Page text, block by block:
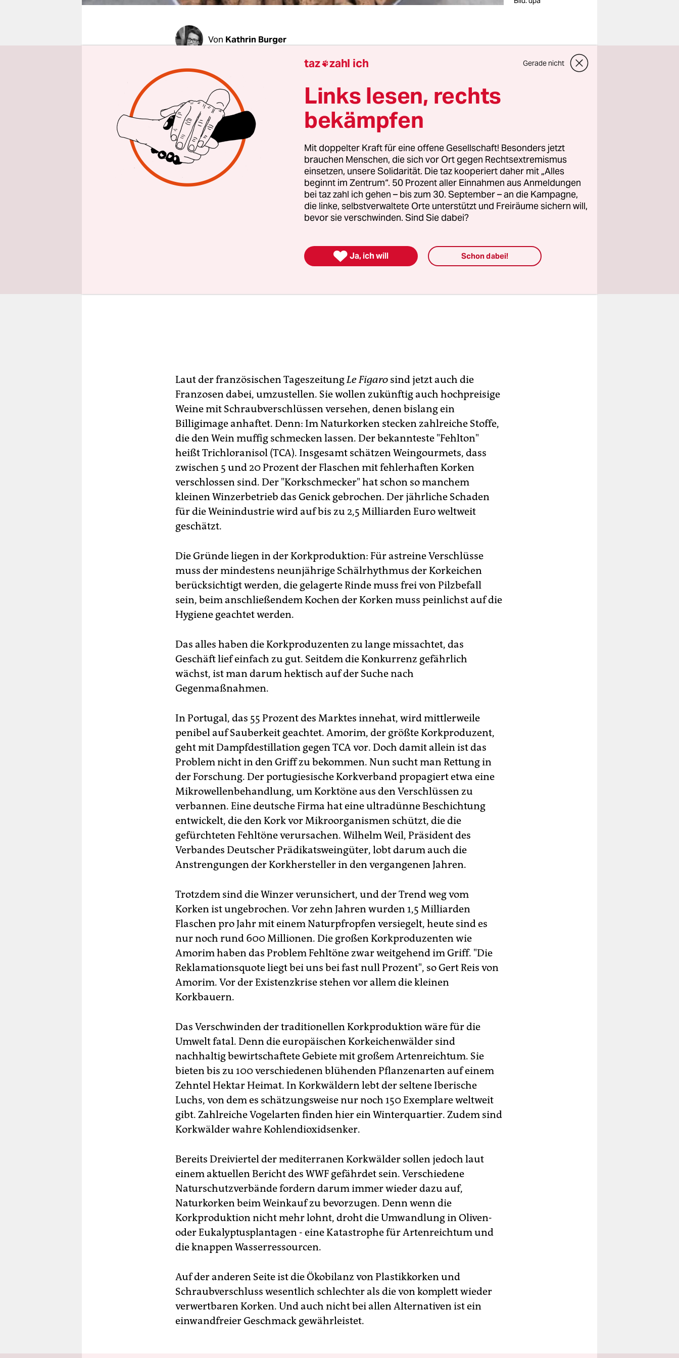
Von Kathrin Burger
Es ploppt immer seltener. Denn der Weinkorken bekommt wachsende
Konkurrenz durch Plastik-, Kronkorken, Aluschraub- und
Glasverschlüssen. Insgesamt soll bereits jede fünfte Flasche ohne
Korken über den Verkaufstresen wandern. In Neuseeland kommen
bereits 90 Prozent der Produktion ohne Korken aus. In Griechenland
sind es mehr als 50, hierzulande 40 Prozent.
Laut der französischen TageszeitungLe Figaro sind jetzt auch die
Franzosen dabei, umzustellen. Sie wollen zukünftig auch hochpreisige
Weine mit Schraubverschlüssen versehen, denen bislang ein
Billigimage anhaftet. Denn: Im Naturkorken stecken zahlreiche Stoffe,
die den Wein muffig schmecken lassen. Der bekannteste "Fehlton"
heißt Trichloranisol (TCA). Insgesamt schätzen Weingourmets, dass
zwischen 5 und 20 Prozent der Flaschen mit fehlerhaften Korken
verschlossen sind. Der "Korkschmecker" hat schon so manchem
kleinen Winzerbetrieb das Genick gebrochen. Der jährliche Schaden
für die Weinindustrie wird auf bis zu 2,5 Milliarden Euro weltweit
geschätzt.
Die Gründe liegen in der Korkproduktion: Für astreine Verschlüsse
muss der mindestens neunjährige Schälrhythmus der Korkeichen
berücksichtigt werden, die gelagerte Rinde muss frei von Pilzbefall
sein, beim anschließendem Kochen der Korken muss peinlichst auf die
Hygiene geachtet werden.
Das alles haben die Korkproduzenten zu lange missachtet, das
Geschäft lief einfach zu gut. Seitdem die Konkurrenz gefährlich
wächst, ist man darum hektisch auf der Suche nach
Gegenmaßnahmen.
In Portugal, das 55 Prozent des Marktes innehat, wird mittlerweile
penibel auf Sauberkeit geachtet. Amorim, der größte Korkproduzent,
geht mit Dampfdestillation gegen TCA vor. Doch damit allein ist das
Problem nicht in den Griff zu bekommen. Nun sucht man Rettung in
der Forschung. Der portugiesische Korkverband propagiert etwa eine
Mikrowellenbehandlung, um Korktöne aus den Verschlüssen zu
verbannen. Eine deutsche Firma hat eine ultradünne Beschichtung
entwickelt, die den Kork vor Mikroorganismen schützt, die die
gefürchteten Fehltöne verursachen. Wilhelm Weil, Präsident des
Verbandes Deutscher Prädikatsweingüter, lobt darum auch die
Anstrengungen der Korkhersteller in den vergangenen Jahren.
Trotzdem sind die Winzer verunsichert, und der Trend weg vom
Korken ist ungebrochen. Vor zehn Jahren wurden 1,5 Milliarden
Flaschen pro Jahr mit einem Naturpfropfen versiegelt, heute sind es
nur noch rund 600 Millionen. Die großen Korkproduzenten wie
Amorim haben das Problem Fehltöne zwar weitgehend im Griff. "Die
Reklamationsquote liegt bei uns bei fast null Prozent", so Gert Reis von
Amorim. Vor der Existenzkrise stehen vor allem die kleinen
Korkbauern.
Das Verschwinden der traditionellen Korkproduktion wäre für die
Umwelt fatal. Denn die europäischen Korkeichenwälder sind
nachhaltig bewirtschaftete Gebiete mit großem Artenreichtum. Sie
bieten bis zu 100 verschiedenen blühenden Pflanzenarten auf einem
Zehntel Hektar Heimat. In Korkwäldern lebt der seltene Iberische
Luchs, von dem es schätzungsweise nur noch 150 Exemplare weltweit
gibt. Zahlreiche Vogelarten finden hier ein Winterquartier. Zudem sind
Korkwälder wahre Kohlendioxidsenker.
Bereits Dreiviertel der mediterranen Korkwälder sollen jedoch laut
einem aktuellen Bericht des WWF gefährdet sein. Verschiedene
Naturschutzverbände fordern darum immer wieder dazu auf,
Naturkorken beim Weinkauf zu bevorzugen. Denn wenn die
Korkproduktion nicht mehr lohnt, droht die Umwandlung in Oliven-
oder Eukalyptusplantagen - eine Katastrophe für Artenreichtum und
die knappen Wasserressourcen.
Auf der anderen Seite ist die Ökobilanz von Plastikkorken und
Schraubverschluss wesentlich schlechter als die von komplett wieder
verwertbaren Korken. Und auch nicht bei allen Alternativen ist ein
einwandfreier Geschmack gewährleistet.
taz zahl ich Gerade nicht
Links lesen, rechts
bekämpfen
Mit doppelter Kraft für eine offene Gesellschaft! Besonders jetzt
brauchen Menschen, die sich vor Ort gegen Rechtsextremismus
einsetzen, unsere Solidarität. Die taz kooperiert daher mit „Alles
beginnt im Zentrum“. 50 Prozent aller Einnahmen aus Anmeldungen
bei taz zahl ich gehen – bis zum 30. September – an die Kampagne,
die linke, selbstverwaltete Orte unterstützt und Freiräume sichern will,
bevor sie verschwinden. Sind Sie dabei?
 Ja, ich will Schon dabei!